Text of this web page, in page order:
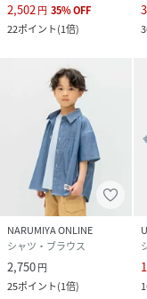
2,502円 35%OFF
22ポイント(1倍)
NARUMIYA ONLINE
シャツ・ブラウス
2,750円
25ポイント(1倍)